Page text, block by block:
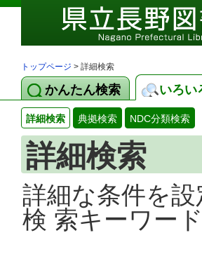
トップページ > 詳細検索
かんたん検索 いろい
詳細検索 典拠検索 NDC分類検索
詳細検索
詳細な条件を
検 索キーワー